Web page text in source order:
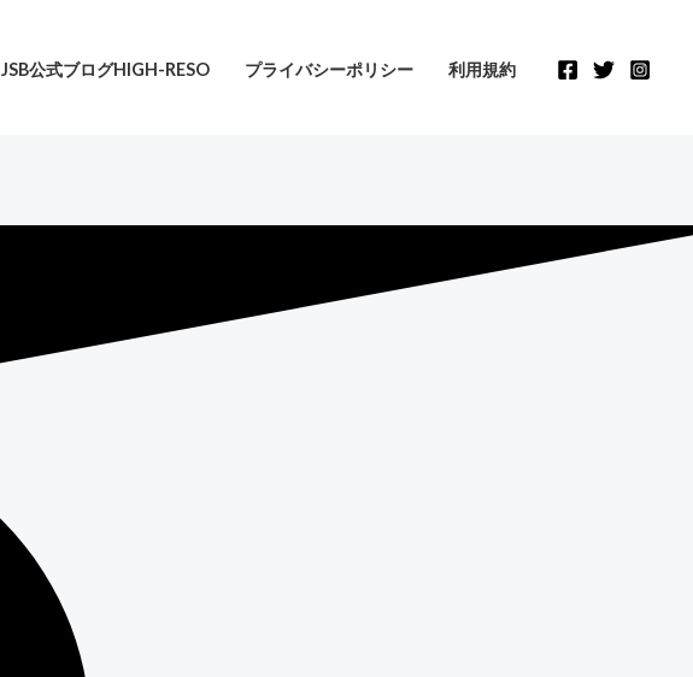
JSB公式ブログHIGH-RESO プライバシーポリシー 利用規約